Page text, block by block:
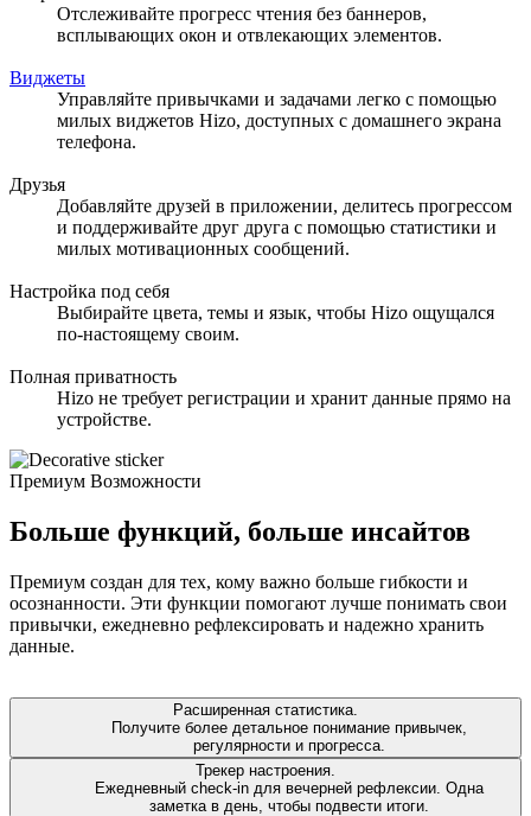
Отслеживайте прогресс чтения без баннеров,
всплывающих окон и отвлекающих элементов.
Виджеты
Управляйте привычками и задачами легко с помощью
милых виджетов Hizo, доступных с домашнего экрана
телефона.
Друзья
Добавляйте друзей в приложении, делитесь прогрессом
и поддерживайте друг друга с помощью статистики и
милых мотивационных сообщений.
Настройка под себя
Выбирайте цвета, темы и язык, чтобы Hizo ощущался
по-настоящему своим.
Полная приватность
Hizo не требует регистрации и хранит данные прямо на
устройстве.
Премиум Возможности
Больше функций, больше инсайтов
Премиум создан для тех, кому важно больше гибкости и
осознанности. Эти функции помогают лучше понимать свои
привычки, ежедневно рефлексировать и надежно хранить
данные.
Расширенная статистика.
Получите более детальное понимание привычек,
регулярности и прогресса.
Трекер настроения.
Ежедневный check-in для вечерней рефлексии. Одна
заметка в день, чтобы подвести итоги.